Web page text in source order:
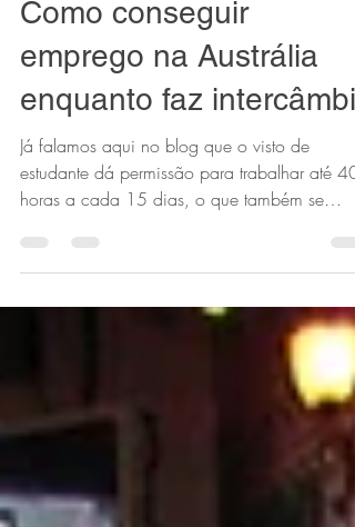
Feb 2, 2021
2 min read
Como conseguir
emprego na Austrália
enquanto faz intercâmbio
Já falamos aqui no blog que o visto de
horas a cada 15 dias, o que também se
aplica ao...